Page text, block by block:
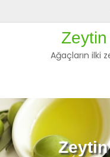
to
Zeytin
Ağaçların ilki
Zeytin